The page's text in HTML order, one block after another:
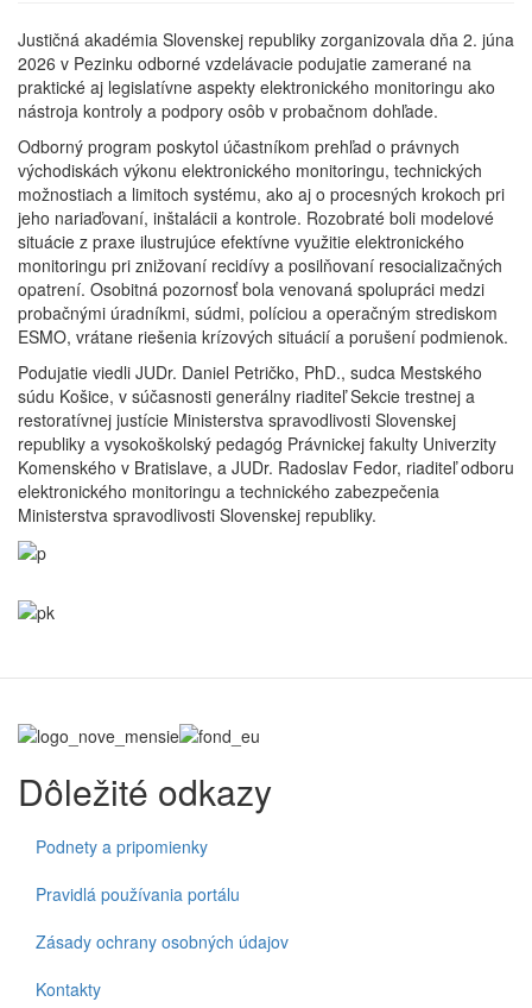
Justičná akadémia Slovenskej republiky zorganizovala dňa 2. júna
2026 v Pezinku odborné vzdelávacie podujatie zamerané na
praktické aj legislatívne aspekty elektronického monitoringu ako
nástroja kontroly a podpory osôb v probačnom dohľade.
Odborný program poskytol účastníkom prehľad o právnych
východiskách výkonu elektronického monitoringu, technických
možnostiach a limitoch systému, ako aj o procesných krokoch pri
jeho nariaďovaní, inštalácii a kontrole. Rozobraté boli modelové
situácie z praxe ilustrujúce efektívne využitie elektronického
monitoringu pri znižovaní recidívy a posilňovaní resocializačných
opatrení. Osobitná pozornosť bola venovaná spolupráci medzi
probačnými úradníkmi, súdmi, políciou a operačným strediskom
ESMO, vrátane riešenia krízových situácií a porušení podmienok.
Podujatie viedli JUDr. Daniel Petričko, PhD., sudca Mestského
súdu Košice, v súčasnosti generálny riaditeľ Sekcie trestnej a
restoratívnej justície Ministerstva spravodlivosti Slovenskej
republiky a vysokoškolský pedagóg Právnickej fakulty Univerzity
Komenského v Bratislave, a JUDr. Radoslav Fedor, riaditeľ odboru
elektronického monitoringu a technického zabezpečenia
Ministerstva spravodlivosti Slovenskej republiky.
Dôležité odkazy
Podnety a pripomienky
Pravidlá používania portálu
Zásady ochrany osobných údajov
Kontakty